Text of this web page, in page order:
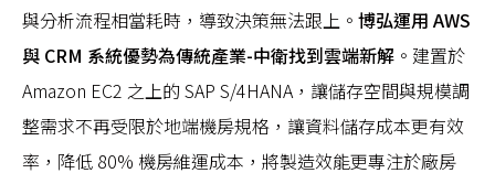
與分析流程相當耗時，導致決策無法跟上。 博弘運用 AWS
與 CRM 系統優勢為傳統產業-中衛找到雲端新解 。建置於
Amazon EC2 之上的 SAP S/4HANA，讓儲存空間與規模調
整需求不再受限於地端機房規格，讓資料儲存成本更有效
率，降低 80% 機房維運成本，將製造效能更專注於廠房